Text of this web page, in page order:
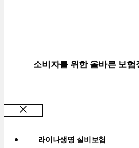
소비자를 위한 올바른 보
라이나생명 실비보험